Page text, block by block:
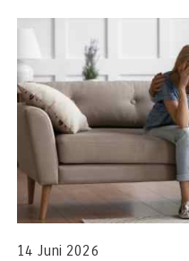
14 Juni 2026